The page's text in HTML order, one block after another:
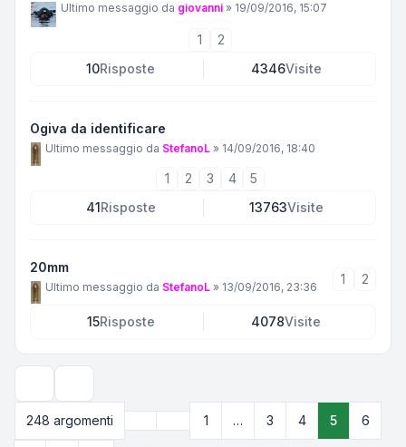
Ultimo messaggio da giovanni » 19/09/2016, 15:07
1
2
10Risposte 4346Visite
Ogiva da identificare
Ultimo messaggio da StefanoL » 14/09/2016, 18:40
1 2 3 4
5
41Risposte 13763Visite
20mm
Ultimo messaggio da StefanoL » 13/09/2016, 23:36 1 2
15Risposte 4078Visite
248 argomenti
Pagina5di 10
Precedente
1 … 3 4 5 6